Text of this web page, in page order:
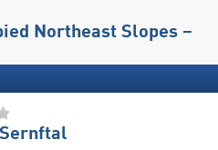
Northeast Slopes –